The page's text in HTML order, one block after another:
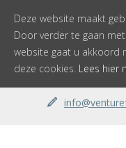
Deze website maakt
Door verder te gaan
website gaat u akkoord
deze cookies. Lees hier